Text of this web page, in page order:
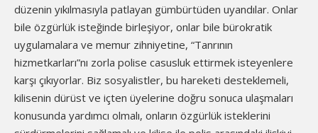
düzenin yıkılmasıyla patlayan gümbürtüden uyandılar. Onlar
bile özgürlük isteğinde birleşiyor, onlar bile bürokratik
uygulamalara ve memur zihniyetine, “Tanrının
hizmetkarları”nı zorla polise casusluk ettirmek isteyenlere
karşı çıkıyorlar. Biz sosyalistler, bu hareketi desteklemeli,
kilisenin dürüst ve içten üyelerine doğru sonuca ulaşmaları
konusunda yardımcı olmalı, onların özgürlük isteklerini